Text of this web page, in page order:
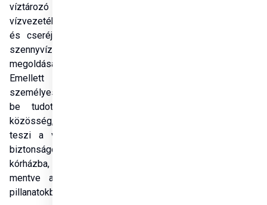
víztározó megépítésére, a
vízvezetékek felújítására
és cseréjére, valamint a
szennyvízelvezetés
megoldására is sor kerül.
Emellett egy új, 7
személyes gépjárművet is
be tudott szerezni a
közösség, amely lehetővé
teszi a várandós anyák
biztonságos szállítását a
kórházba, így életeket
mentve a legkritikusabb
pillanatokban.